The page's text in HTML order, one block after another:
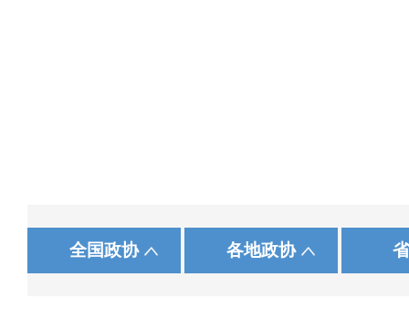
全国政协 各地政协
北 京 | 天 津 |
江 苏 | 浙 江 | 安 徽
河北人大网
中共河北省委统战部
省教育厅
省科学技术厅
农工党河北省委员会 中国国民党革命委员会
中国民
台湾民主自治同盟
中华全国工商业联合会 河北工商
石家庄 | 承 德 |
衡 水 | 邢 台 | 邯 郸
新华网 人民网 央视网
中青在线
求是网 长城网
国务院政策文件库 国家统计局 中国政协文史资料数